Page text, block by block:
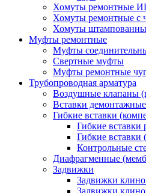
Хомуты ремонтные
Хомуты ремонтные с
Хомуты
Муфты ремонтные
Муфты
Свертные муфты
Муфты ремонтные
Трубопроводная арматура
Воздушные клапаны
Вставки демонтажные
Гибкие вставки
Гибкие вставки
Гибкие
Контрольные
Диафрагменные
Задвижки
Задвижки
Задвижки